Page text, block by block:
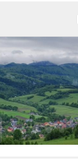
Element